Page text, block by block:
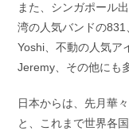
また、シンガポール
湾の人気バンドの
Yoshi、不動の人気ア
Jeremy、その他にも
日本からは、先月華
と、これまで世界各